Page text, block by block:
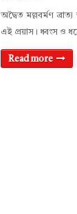
অদ্বৈত মল্লবর্মণ
এই প্রয়াস। ধ্বংস ও
Read more